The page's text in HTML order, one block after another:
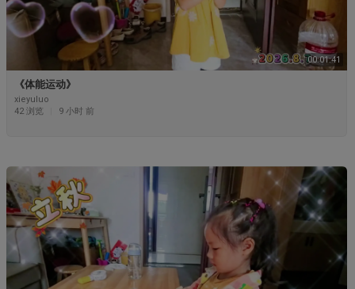
00:01:41
《体能运动》
xieyuluo
42 浏览
9 小时 前